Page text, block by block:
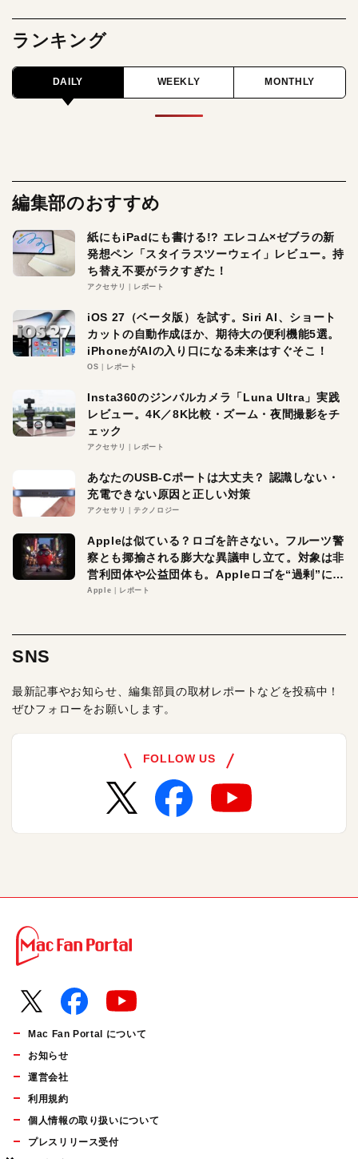
ランキング
DAILY WEEKLY MONTHLY
編集部のおすすめ
紙にもiPadにも書ける!? エレコム×ゼブラの新
発想ペン「スタイラスツーウェイ」レビュー。持
ち替え不要がラクすぎた！
アクセサリ レポート
iOS 27（ベータ版）を試す。Siri AI、ショート
カットの自動作成ほか、期待大の便利機能5選。
iPhoneがAIの入り口になる未来はすぐそこ！
OS レポート
Insta360のジンバルカメラ「Luna Ultra」実践
レビュー。4K／8K比較・ズーム・夜間撮影をチ
ェック
アクセサリ レポート
あなたのUSB-Cポートは大丈夫？ 認識しない・
充電できない原因と正しい対策
アクセサリ テクノロジー
Appleは似ている？ロゴを許さない。フルーツ警
察とも揶揄される膨大な異議申し立て。対象は非
営利団体や公益団体も。Appleロゴを“過剰”に守
る理由とは
Apple レポート
SNS
最新記事やお知らせ、編集部員の取材レポートなどを投稿中！
ぜひフォローをお願いします。
FOLLOW US
Mac Fan Portal について
お知らせ
運営会社
利用規約
個人情報の取り扱いについて
プレスリリース受付